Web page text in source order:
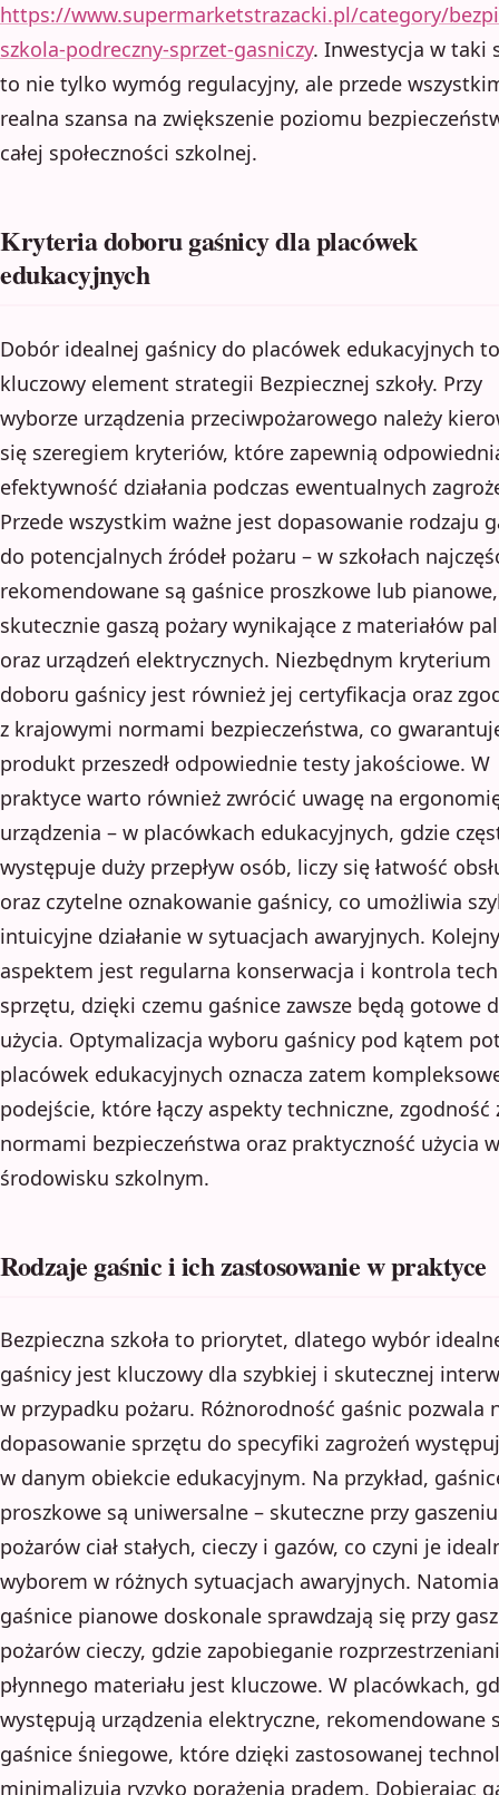
https://www.supermarketstrazacki.pl/category/
szkola-podreczny-sprzet-gasniczy. Inwestycja w taki
to nie tylko wymóg regulacyjny, ale przede
realna szansa na zwiększenie poziomu
całej społeczności szkolnej.
Kryteria doboru gaśnicy dla placówek
edukacyjnych
Dobór idealnej gaśnicy do placówek edukacyjnych to
kluczowy element strategii Bezpiecznej szkoły. Przy
wyborze urządzenia przeciwpożarowego należy
się szeregiem kryteriów, które zapewnią
efektywność działania podczas ewentualnych
Przede wszystkim ważne jest dopasowanie rodzaju
do potencjalnych źródeł pożaru – w szkołach
rekomendowane są gaśnice proszkowe lub
skutecznie gaszą pożary wynikające z materiałów
oraz urządzeń elektrycznych. Niezbędnym kryterium
doboru gaśnicy jest również jej certyfikacja oraz
z krajowymi normami bezpieczeństwa, co
produkt przeszedł odpowiednie testy jakościowe. W
praktyce warto również zwrócić uwagę na
urządzenia – w placówkach edukacyjnych, gdzie
występuje duży przepływ osób, liczy się łatwość
oraz czytelne oznakowanie gaśnicy, co umożliwia
intuicyjne działanie w sytuacjach awaryjnych.
aspektem jest regularna konserwacja i kontrola
sprzętu, dzięki czemu gaśnice zawsze będą gotowe
użycia. Optymalizacja wyboru gaśnicy pod kątem
placówek edukacyjnych oznacza zatem
podejście, które łączy aspekty techniczne, zgodność
normami bezpieczeństwa oraz praktyczność użycia w
środowisku szkolnym.
Rodzaje gaśnic i ich zastosowanie w praktyce
Bezpieczna szkoła to priorytet, dlatego wybór
gaśnicy jest kluczowy dla szybkiej i skutecznej
w przypadku pożaru. Różnorodność gaśnic pozwala
dopasowanie sprzętu do specyfiki zagrożeń
w danym obiekcie edukacyjnym. Na przykład,
proszkowe są uniwersalne – skuteczne przy gaszeniu
pożarów ciał stałych, cieczy i gazów, co czyni je
wyborem w różnych sytuacjach awaryjnych.
gaśnice pianowe doskonale sprawdzają się przy
pożarów cieczy, gdzie zapobieganie
płynnego materiału jest kluczowe. W placówkach,
występują urządzenia elektryczne, rekomendowane
gaśnice śniegowe, które dzięki zastosowanej
minimalizują ryzyko porażenia prądem. Dobierając